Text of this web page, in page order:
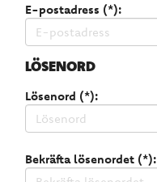
E-postadress (*):
LÖSENORD
Lösenord (*):
Bekräfta lösenordet (*):